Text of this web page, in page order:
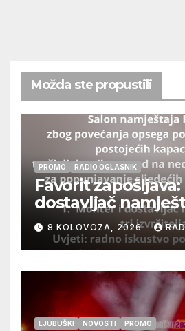
Možda ste propustili
PROMO RADIO OGLASNIK
Favorit
dostavljač
izvršitelja
8 KOLOVOZA, 2026
LJUBUŠKI NOVOSTI PROMO